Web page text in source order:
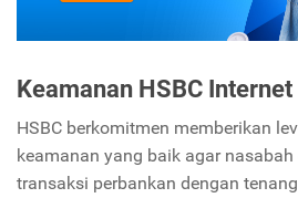
Keamanan HSBC
HSBC berkomitmen memberikan
keamanan yang baik agar
transaksi perbankan dengan